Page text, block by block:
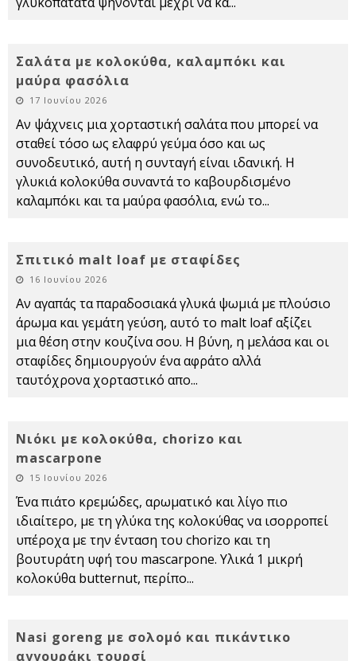
Σαλάτα με κολοκύθα, καλαμπόκι και
μαύρα φασόλια
17 Ιουνίου 2026
Αν ψάχνεις μια χορταστική σαλάτα που μπορεί να
σταθεί τόσο ως ελαφρύ γεύμα όσο και ως
συνοδευτικό, αυτή η συνταγή είναι ιδανική. Η
γλυκιά κολοκύθα συναντά το καβουρδισμένο
καλαμπόκι και τα μαύρα φασόλια, ενώ το...
Σπιτικό malt loaf με σταφίδες
16 Ιουνίου 2026
Αν αγαπάς τα παραδοσιακά γλυκά ψωμιά με πλούσιο
άρωμα και γεμάτη γεύση, αυτό το malt loaf αξίζει
μια θέση στην κουζίνα σου. Η βύνη, η μελάσα και οι
σταφίδες δημιουργούν ένα αφράτο αλλά
ταυτόχρονα χορταστικό απο...
Νιόκι με κολοκύθα, chorizo και
mascarpone
15 Ιουνίου 2026
Ένα πιάτο κρεμώδες, αρωματικό και λίγο πιο
ιδιαίτερο, με τη γλύκα της κολοκύθας να ισορροπεί
υπέροχα με την ένταση του chorizo και τη
βουτυράτη υφή του mascarpone. Υλικά 1 μικρή
κολοκύθα butternut, περίπο...
Nasi goreng με σολομό και πικάντικο
αγγουράκι τουρσί